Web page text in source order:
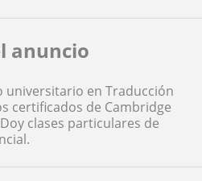
anuncio
universitario en Traducción
certificados de Cambridge
clases particulares de